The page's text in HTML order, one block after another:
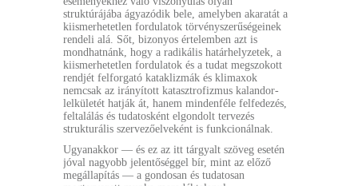
struktúrájába ágyazódik bele, amelyben akaratát a
kiismerhetetlen fordulatok törvényszerűségeinek
rendeli alá. Sőt, bizonyos értelemben azt is
mondhatnánk, hogy a radikális határhelyzetek, a
kiismerhetetlen fordulatok és a tudat megszokott
rendjét felforgató kataklizmák és klimaxok
nemcsak az irányított katasztrofizmus kalandor-
lelkületét hatják át, hanem mindenféle felfedezés,
feltalálás és tudatosként elgondolt tervezés
strukturális szervezőelveként is funkcionálnak.
Ugyanakkor — és ez az itt tárgyalt szöveg esetén
jóval nagyobb jelentőséggel bír, mint az előző
megállapítás — a gondosan és tudatosan